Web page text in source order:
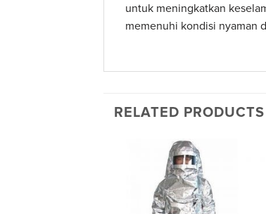
untuk meningkatkan
memenuhi kondisi nyaman
RELATED PRODUCTS